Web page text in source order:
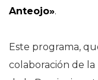
Anteojo».
Este programa,
colaboración de